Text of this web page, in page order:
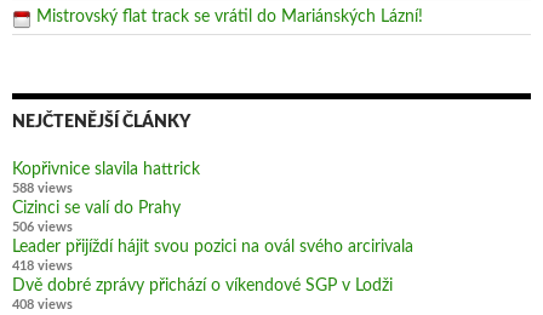
Mistrovský flat track se vrátil do Mariánských Lázní!
NEJČTENĚJŠÍ ČLÁNKY
Kopřivnice slavila hattrick
588 views
Cizinci se valí do Prahy
506 views
Leader přijíždí hájit svou pozici na ovál svého arcirivala
418 views
Dvě dobré zprávy přichází o víkendové SGP v Lodži
408 views